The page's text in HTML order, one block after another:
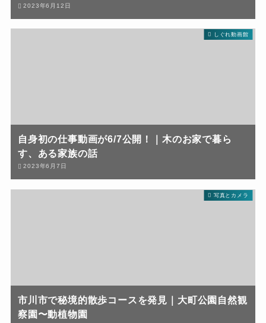
2023年6月12日
しぐれ動画館
自身初の仕事動画が6/7公開！｜木のお家で暮ら
す、ある家族の話
2023年6月7日
写真とカメラ
市川市で秘境的散歩コースを発見｜大町公園自然観
察園〜動植物園